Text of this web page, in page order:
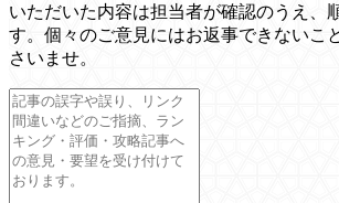
いただいた内容は担当者が確認のうえ、
す。個々のご意見にはお返事できないこ
さいませ。